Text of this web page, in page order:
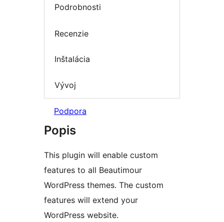
Podrobnosti
Recenzie
Inštalácia
Vývoj
Podpora
Popis
This plugin will enable custom
features to all Beautimour
WordPress themes. The custom
features will extend your
WordPress website.